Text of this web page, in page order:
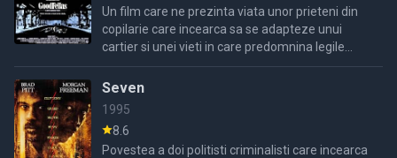
Un film care ne prezinta viata unor prieteni din
copilarie care incearca sa se adapteze unui
cartier si unei vieti in care predomnina legile
mafiotilor.O poveste clasica cu gangsteri care
Seven
1995
8.6
Povestea a doi politisti criminalisti care incearca